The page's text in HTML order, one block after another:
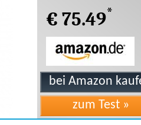
€ 75.49*